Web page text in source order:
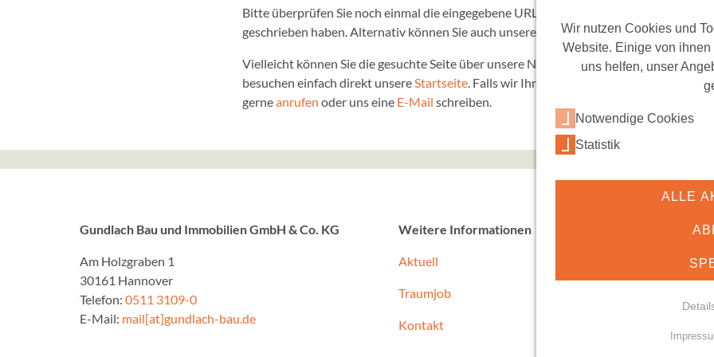
Bitte überprüfen Sie noch einmal die eingegebene URL und stellen Sie sicher, dass Sie
geschrieben haben. Alternativ können Sie auch unsere
Suchebenutzen.
Vielleicht können Sie die gesuchte Seite über unsere Navigation am oberen
besuchen einfach direkt unsereStartseite. Falls wir Ihnen persönlich behilflich sein
gerneanrufen oder uns eine E-Mail schreiben.
Gundlach Bau und Immobilien GmbH & Co. KG
Am Holzgraben 1
30161 Hannover
Telefon: 0511 3109-0
E-Mail: mail[at]gundlach-bau.de
Weitere Informationen
Aktuell
Traumjob
Kontakt
Wir nutzen Cookies und
Website. Einige von
uns helfen, unser
Notwendige Cookies
Statistik
ALLE